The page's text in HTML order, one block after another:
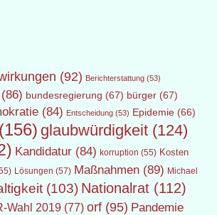
(92) Berichterstattung (53)
(86) bundesregierung (67) bürger (67)
(84) Entscheidung (53) Epidemie (66)
(156) glaubwürdigkeit (124)
Kandidatur (84) korruption (55) Kosten
Lösungen (57) Maßnahmen (89) Michael
(103) Nationalrat (112)
Wahl 2019 (77) orf (95) Pandemie